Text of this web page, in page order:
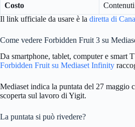
Costo
Il link ufficiale da usare è la diretta di
Come vedere Forbidden Fruit 3 su
Da smartphone, tablet, computer e smart
Forbidden Fruit su Mediaset Infinity
Mediaset indica la puntata del 27 maggio
scoperta sul lavoro di Yigit.
La puntata si può rivedere?